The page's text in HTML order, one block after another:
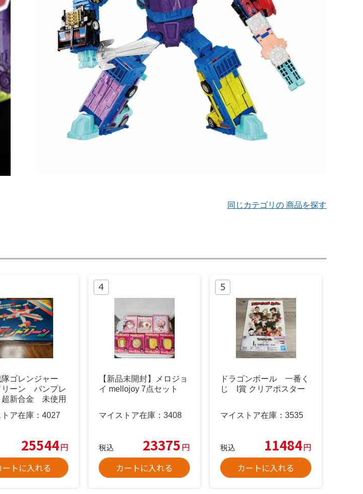
同じカテゴリの 商品を探す
隊ゴレンジャー
リーン バンプレ
新合金 未使用
ア在庫： 4027
25544円
ートに入れる
【新品未開封】メロジョ
イ mellojoy 7点セット
マイストア在庫： 3408
税込 23375 円
カートに入れる
ドラゴンボール 一番く
じ I賞 クリアポスター
マイストア在庫： 3535
税込 11484円
カートに入れる